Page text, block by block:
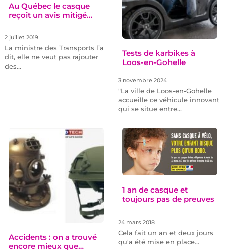
Au Québec le casque
reçoit un avis mitigé…
2 juillet 2019
La ministre des Transports l’a
dit, elle ne veut pas rajouter
des…
Tests de karbikes à
Loos-en-Gohelle
3 novembre 2024
"La ville de Loos-en-Gohelle
accueille ce véhicule innovant
qui se situe entre…
Accidents : on a trouvé
encore mieux que…
1 an de casque et
toujours pas de preuves
24 mars 2018
Cela fait un an et deux jours
qu'a été mise en place…